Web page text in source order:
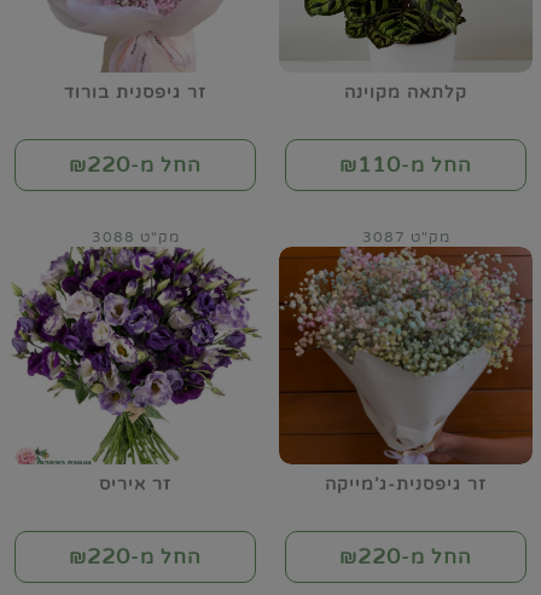
קלתאה מקוינה
החל מ-₪110
זר גיפסנית בורוד
החל מ-₪220
זר גיפסנית-ג'מייקה
מק"ט 3087
החל מ-₪220
זר איריס
מק"ט 3088
החל מ-₪220